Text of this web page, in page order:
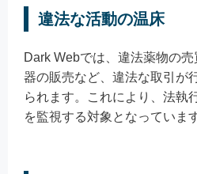
違法な活動の温床
Dark Webでは、違法薬物の
器の販売など、違法な取引が
られます。これにより、法執
を監視する対象となっています